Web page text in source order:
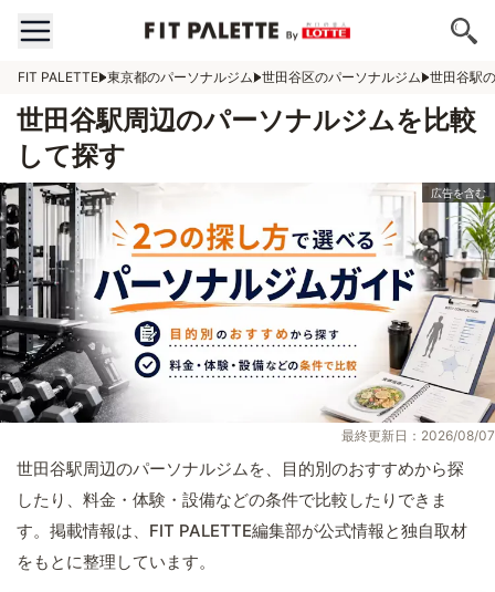
FIT PALETTE 東京都のパーソナルジム 世田谷区のパーソナルジム 世田谷駅
世田谷駅周辺のパーソナルジムを比較
して探す
最終更新日：2026/08/07
世田谷駅周辺のパーソナルジムを、目的別のおすすめから探
したり、料金・体験・設備などの条件で比較したりできま
す。掲載情報は、FIT PALETTE編集部が公式情報と独自取材
をもとに整理しています。